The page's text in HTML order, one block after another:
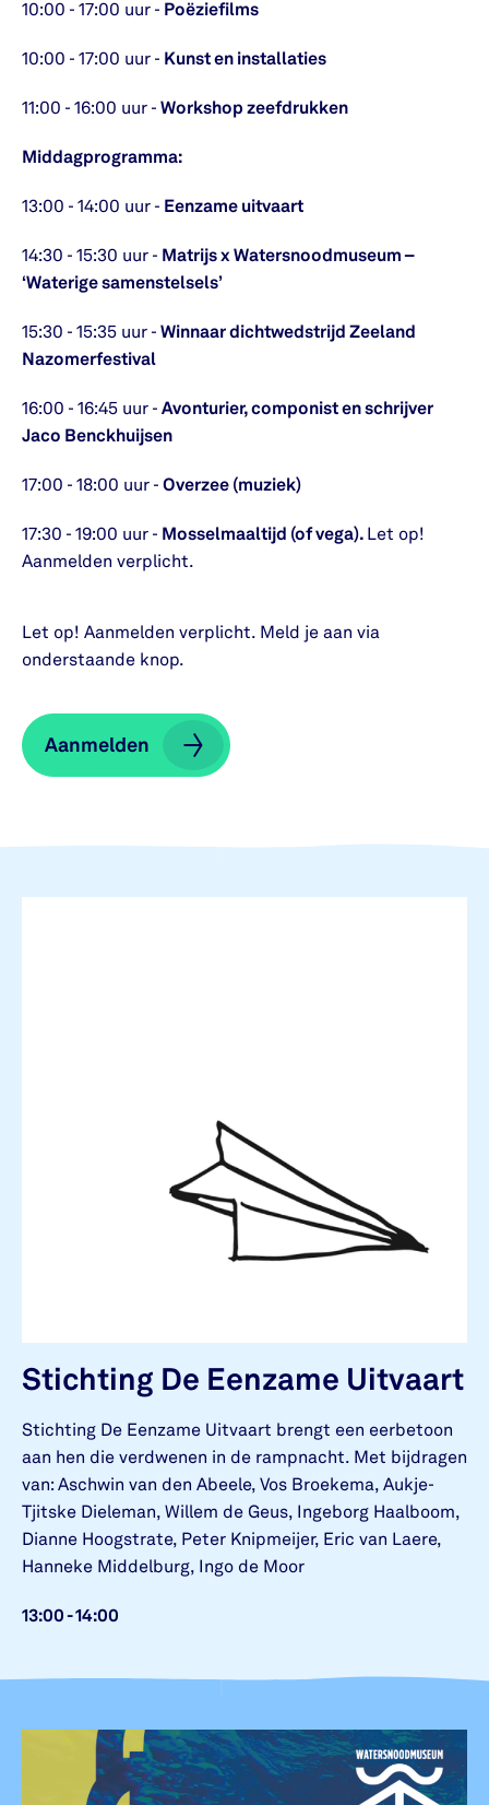
10:00 - 17:00 uur - Poëziefilms
10:00 - 17:00 uur - Kunst en installaties
11:00 - 16:00 uur - Workshop zeefdrukken
Middagprogramma:
13:00 - 14:00 uur - Eenzame uitvaart
14:30 - 15:30 uur - Matrijs x Watersnoodmuseum –
‘Waterige samenstelsels’
15:30 - 15:35 uur - Winnaar dichtwedstrijd Zeeland
Nazomerfestival
16:00 - 16:45 uur - Avonturier, componist en schrijver
Jaco Benckhuijsen
17:00 - 18:00 uur - Overzee (muziek)
17:30 - 19:00 uur - Mosselmaaltijd (of vega). Let op!
Aanmelden verplicht.
Let op! Aanmelden verplicht. Meld je aan via
onderstaande knop.
Aanmelden
Aanmelden
Stichting De Eenzame Uitvaart
Stichting De Eenzame Uitvaart brengt een eerbetoon
aan hen die verdwenen in de rampnacht. Met bijdragen
van: Aschwin van den Abeele, Vos Broekema, Aukje-
Tjitske Dieleman, Willem de Geus, Ingeborg Haalboom,
Dianne Hoogstrate, Peter Knipmeijer, Eric van Laere,
Hanneke Middelburg, Ingo de Moor
13:00 - 14:00